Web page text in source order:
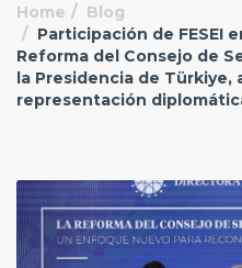
Home
Blog
Participación de FESEI
Reforma del Consejo de
la Presidencia de Türkiye,
representación